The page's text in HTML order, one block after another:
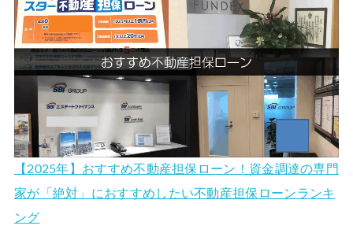
【2025年】おすすめ不動産担保ローン！資金調達の専門
家が「絶対」におすすめしたい不動産担保ローンランキ
ング